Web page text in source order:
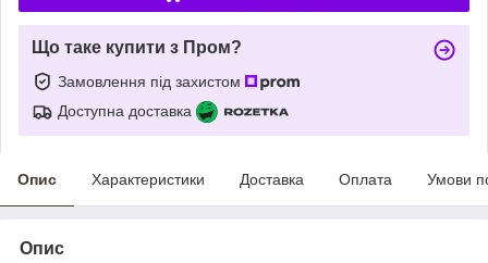
Що таке купити з Пром?
Замовлення під захистом
Доступна доставка
Опис Характеристики Доставка Оплата Умови
Опис